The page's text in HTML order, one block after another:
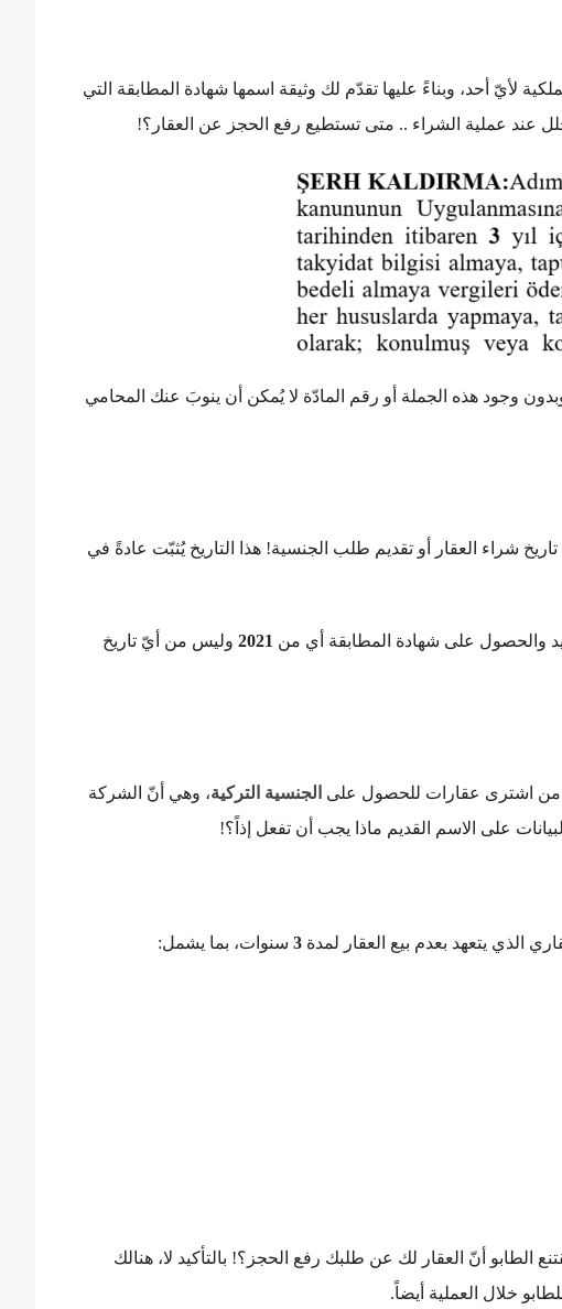
لأيّ أحد، وبناءً عليها تقدّم لك وثيقة اسمها شهادة المطابقة التي
عند عملية الشراء .. متى تستطيع رفع الحجز عن العقار؟!
وجود هذه الجملة أو رقم المادّة لا يُمكن أن ينوبَ عنك المحامي
شراء العقار أو تقديم طلب الجنسية! هذا التاريخ يُثبّت عادةً في
والحصول على شهادة المطابقة أي من 2021 وليس من أيّ تاريخ
من اشترى عقارات للحصول على الجنسية التركية، وهي أنّ الشركة
على الاسم القديم ماذا يجب أن تفعل إذاً؟!
الذي يتعهد بعدم بيع العقار لمدة 3 سنوات، بما يشمل:
أنّ العقار لك عن طلبك رفع الحجز؟! بالتأكيد لا، هنالك
خلال العملية أيضاً.